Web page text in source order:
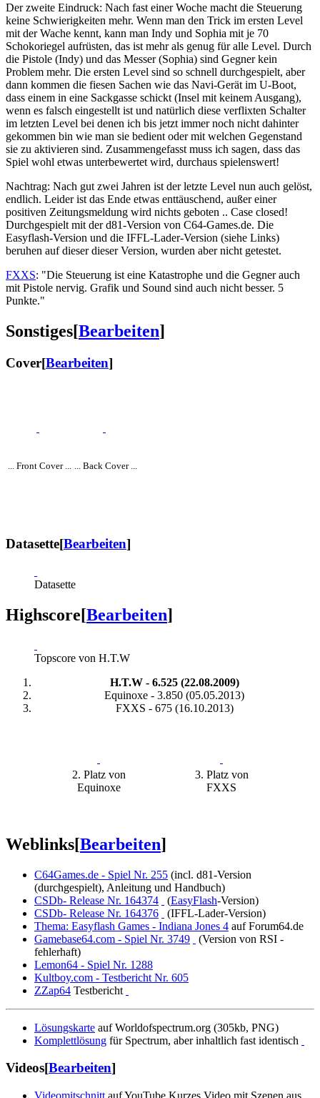
Der zweite Eindruck: Nach fast einer Woche macht die Steuerung
keine Schwierigkeiten mehr. Wenn man den Trick im ersten Level
mit der Wache kennt, kann man Indy und Sophia mit je 70
Schokoriegel aufrüsten, das ist mehr als genug für alle Level. Durch
die Pistole (Indy) und das Messer (Sophia) sind Gegner kein
Problem mehr. Die ersten Level sind so schnell durchgespielt, aber
dann kommen die fiesen Sachen wie das Navi-Gerät im U-Boot,
dass einem in eine Sackgasse schickt (Insel mit keinem Ausgang),
wenn es falsch eingestellt ist und natürlich diese verflixten Schalter
im letzten Level bei denen ich bis jetzt immer noch nicht dahinter
gekommen bin wie man sie bedient oder mit welchen Gegenstand
sie zu aktivieren sind. Zusammengefasst muss ich sagen, dass das
Spiel wohl etwas unterbewertet wird, durchaus spielenswert!
Nachtrag: Nach gut zwei Jahren ist der letzte Level nun auch gelöst,
endlich. Leider ist das Ende etwas enttäuschend, außer einer
positiven Zeitungsmeldung wird nichts geboten .. Case closed!
Durchgespielt mit der d81-Version von C64-Games.de. Die
Easyflash-Version und die IFFL-Lader-Version (siehe Links)
beruhen auf dieser dieser Version, wurden aber nicht getestet.
FXXS: "Die Steuerung ist eine Katastrophe und die Gegner auch
mit Pistole nervig. Grafik und Sound sind auch nicht besser. 5
Punkte."
Sonstiges[Bearbeiten]
Cover[Bearbeiten]
... Front Cover ... ... Back Cover ...
Datasette[Bearbeiten]
Datasette
Highscore[Bearbeiten]
Topscore von H.T.W
H.T.W - 6.525 (22.08.2009)
Equinoxe - 3.850 (05.05.2013)
FXXS - 675 (16.10.2013)
2. Platz von
Equinoxe
3. Platz von
FXXS
Weblinks[Bearbeiten]
C64Games.de - Spiel Nr. 255 (incl. d81-Version
(durchgespielt), Anleitung und Handbuch)
CSDb- Release Nr. 164374
(EasyFlash-Version)
CSDb- Release Nr. 164376
(IFFL-Lader-Version)
Thema: Easyflash Games - Indiana Jones 4 auf Forum64.de
Gamebase64.com - Spiel Nr. 3749
(Version von RSI -
fehlerhaft)
Lemon64 - Spiel Nr. 1288
Kultboy.com - Testbericht Nr. 605
ZZap64 Testbericht
Lösungskarte auf Worldofspectrum.org (305kb, PNG)
Komplettlösung für Spectrum, aber inhaltlich fast identisch
Videos[Bearbeiten]
Videomitschnitt auf YouTube Kurzes Video mit Szenen aus